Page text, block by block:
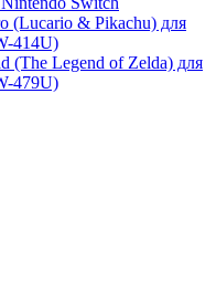
(Lucario & Pikachu) для
414U)
(The Legend of Zelda) для
479U)